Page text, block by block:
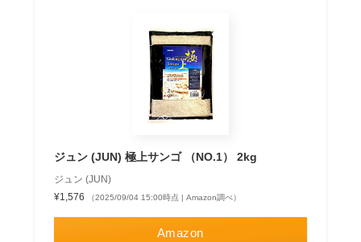
ジュン (JUN) 極上サンゴ （NO.1） 2kg
ジュン (JUN)
¥1,576
（2025/09/04 15:00時点 | Amazon調べ）
Amazon